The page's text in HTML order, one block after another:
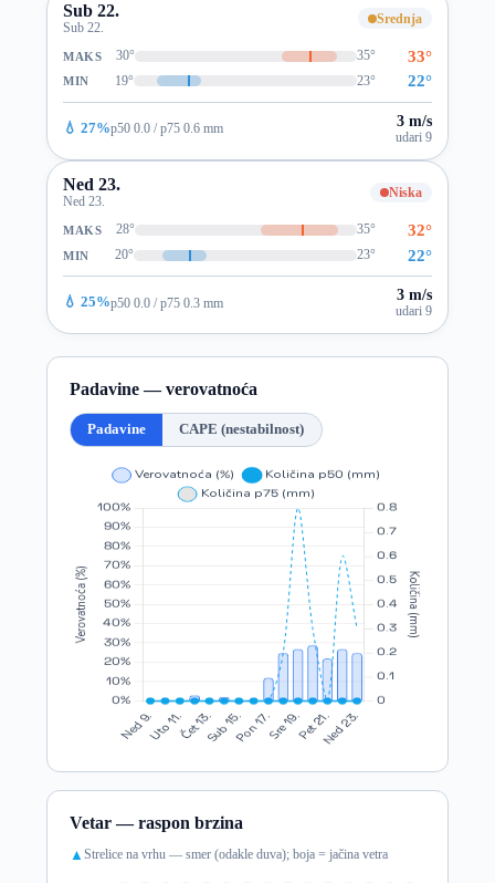
Sub 22.
Sub 22.
Srednja
MAKS 30° 35° 33°
MIN 19° 23° 22°
💧 27%p50 0.0 / p75 0.6 mm 3 m/s
udari 9
Ned 23.
Ned 23.
Niska
MAKS 28° 35° 32°
MIN 20° 23° 22°
💧 25%p50 0.0 / p75 0.3 mm 3 m/s
udari 9
Padavine — verovatnoća
Padavine CAPE (nestabilnost)
Vetar — raspon brzina
▲ Strelice na vrhu — smer (odakle duva); boja = jačina vetra